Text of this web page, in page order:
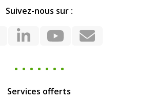
Suivez-nous sur :
LinkedIn
YouTube
Email
Services offerts